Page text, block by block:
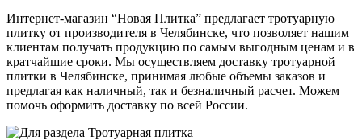
Интернет-магазин “Новая Плитка” предлагает тротуарную
плитку от производителя в Челябинске, что позволяет нашим
клиентам получать продукцию по самым выгодным ценам и в
кратчайшие сроки. Мы осуществляем доставку тротуарной
плитки в Челябинске, принимая любые объемы заказов и
предлагая как наличный, так и безналичный расчет. Можем
помочь оформить доставку по всей России.